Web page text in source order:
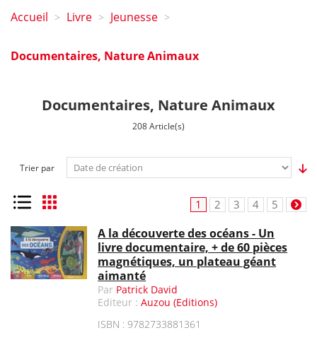
Accueil > Livre > Jeunesse >
Documentaires, Nature Animaux
Documentaires, Nature Animaux
208 Article(s)
Trier par
Liste Grille 1 2 3 4 5
A la découverte des océans - Un
livre documentaire, + de 60 pièces
magnétiques, un plateau géant
aimanté
Par Patrick David
Editeur :Auzou (Editions)
ISBN : 9782733881361